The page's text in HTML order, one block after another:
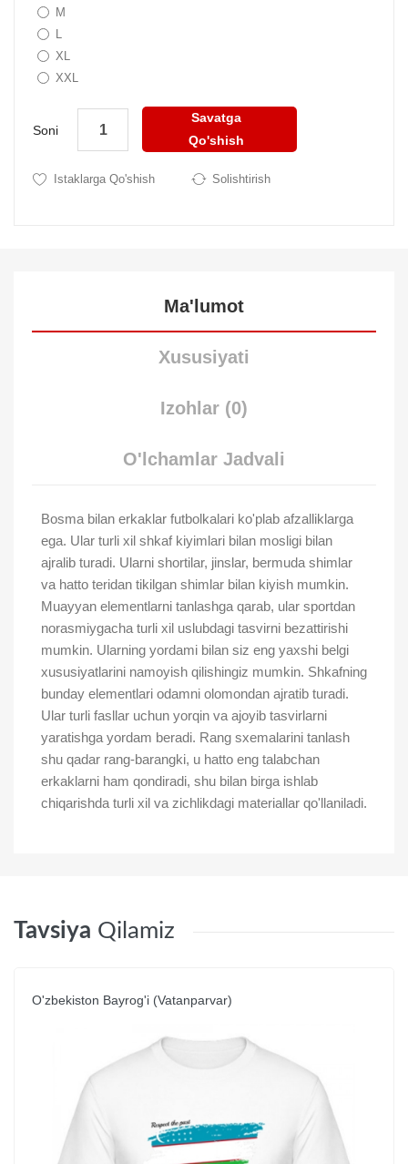
M
L
XL
XXL
Soni
Savatga
Qo'shish
Istaklarga Qo'shish Solishtirish
Ma'lumot
Xususiyati
Izohlar (0)
O'lchamlar Jadvali
Bosma bilan erkaklar futbolkalari ko'plab afzalliklarga
ega. Ular turli xil shkaf kiyimlari bilan mosligi bilan
ajralib turadi. Ularni shortilar, jinslar, bermuda shimlar
va hatto teridan tikilgan shimlar bilan kiyish mumkin.
Muayyan elementlarni tanlashga qarab, ular sportdan
norasmiygacha turli xil uslubdagi tasvirni bezattirishi
mumkin. Ularning yordami bilan siz eng yaxshi belgi
xususiyatlarini namoyish qilishingiz mumkin. Shkafning
bunday elementlari odamni olomondan ajratib turadi.
Ular turli fasllar uchun yorqin va ajoyib tasvirlarni
yaratishga yordam beradi. Rang sxemalarini tanlash
shu qadar rang-barangki, u hatto eng talabchan
erkaklarni ham qondiradi, shu bilan birga ishlab
chiqarishda turli xil va zichlikdagi materiallar qo'llaniladi.
Tavsiya Qilamiz
O'zbekiston Bayrog'i (Vatanparvar)